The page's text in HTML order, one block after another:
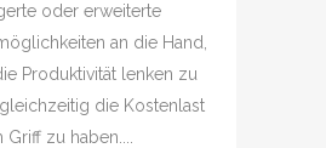
oder erweiterte
an die Hand,
Produktivität lenken zu
die Kostenlast
zu haben....